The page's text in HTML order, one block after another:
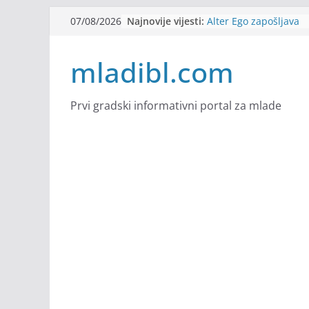
07/08/2026 Najnovije vijesti: Alter Ego zapošljava
Veranda zapošljava
mladibl.com
Prvi gradski informativni portal za mlade